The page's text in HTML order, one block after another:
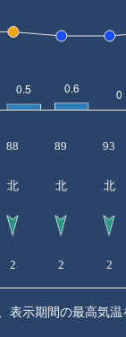
88 89 93
北 北 北
2 2 2
表示期間の最高気温